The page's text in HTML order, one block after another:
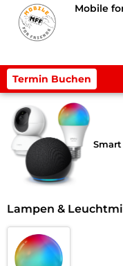
Mobile
Termin Buchen
Lampen &